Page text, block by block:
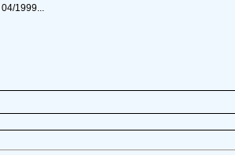
1999...